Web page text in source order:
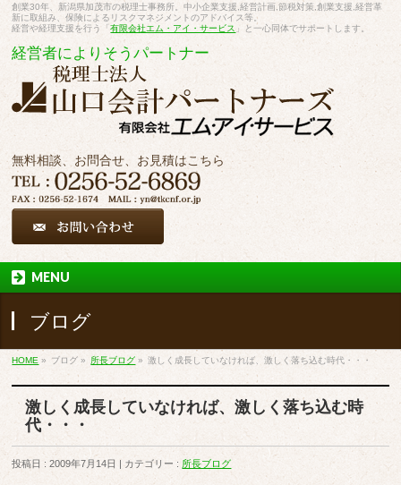
創業30年、新潟県加茂市の税理士事務所。中小企業支援,経営計画,節税対策,創業支援,経営革
新に取組み、保険によるリスクマネジメントのアドバイス等。
経営や経理支援を行う「有限会社エム・アイ・サービス 」と一心同体でサポートします。
経営者によりそうパートナー
無料相談、お問合せ、お見積はこちら
MENU
ブログ
HOME » ブログ » 所長ブログ » 激しく成長していなければ、激しく落ち込む時代・・・
激しく成長していなければ、激しく落ち込む時
代・・・
投稿日 : 2009年7月14日 カテゴリー : 所長ブログ